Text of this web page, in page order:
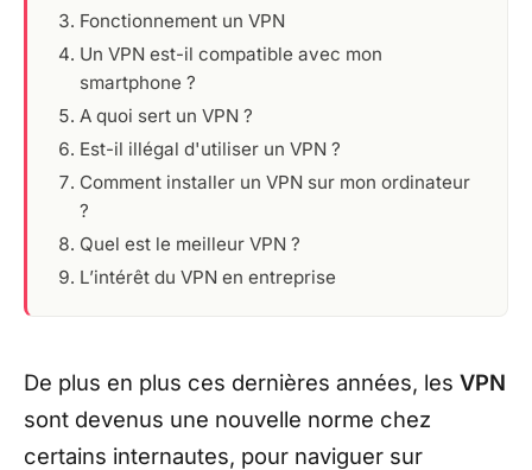
Fonctionnement un VPN
Un VPN est-il compatible avec mon
smartphone ?
A quoi sert un VPN ?
Est-il illégal d'utiliser un VPN ?
Comment installer un VPN sur mon ordinateur
?
Quel est le meilleur VPN ?
L’intérêt du VPN en entreprise
De plus en plus ces dernières années, les VPN
sont devenus une nouvelle norme chez
certains internautes, pour naviguer sur